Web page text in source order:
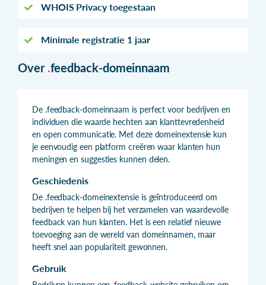
WHOIS Privacy toegestaan
Minimale registratie 1 jaar
Over .feedback-domeinnaam
De .feedback-domeinnaam is perfect voor bedrijven en
individuen die waarde hechten aan klanttevredenheid
en open communicatie. Met deze domeinextensie kun
je eenvoudig een platform creëren waar klanten hun
meningen en suggesties kunnen delen.
Geschiedenis
De .feedback-domeinextensie is geïntroduceerd om
bedrijven te helpen bij het verzamelen van waardevolle
feedback van hun klanten. Het is een relatief nieuwe
toevoeging aan de wereld van domeinnamen, maar
heeft snel aan populariteit gewonnen.
Gebruik